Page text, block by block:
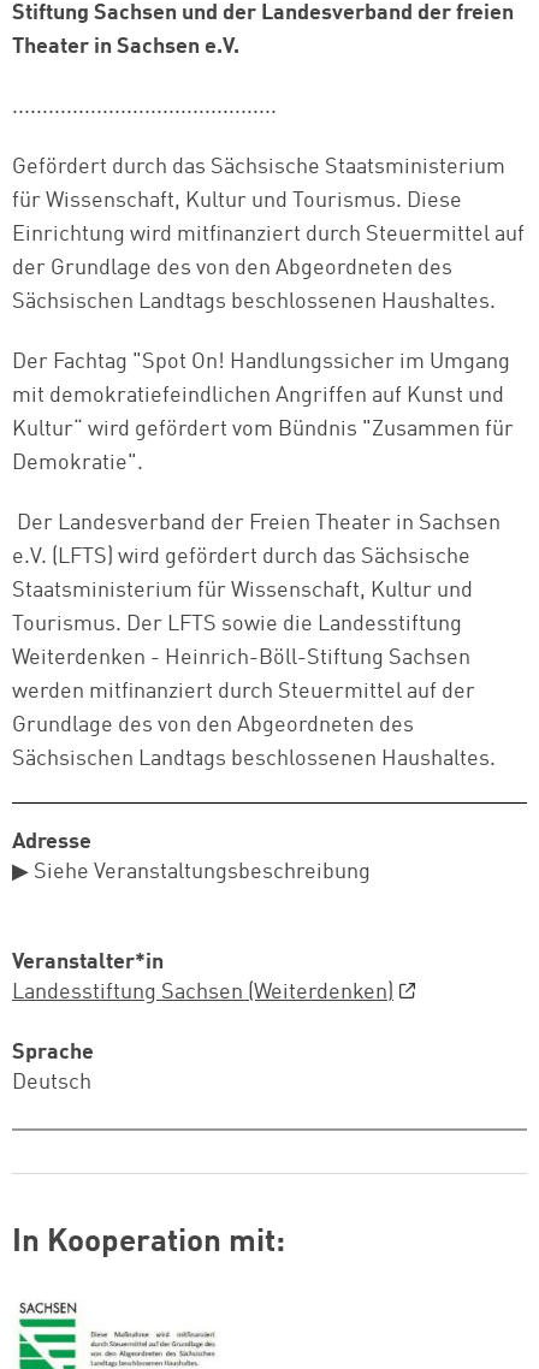
Stiftung Sachsen und der Landesverband der freien
Theater in Sachsen e.V.
............................................
Gefördert durch das Sächsische Staatsministerium
für Wissenschaft, Kultur und Tourismus. Diese
Einrichtung wird mitfinanziert durch Steuermittel auf
der Grundlage des von den Abgeordneten des
Sächsischen Landtags beschlossenen Haushaltes.
Der Fachtag "Spot On! Handlungssicher im Umgang
mit demokratiefeindlichen Angriffen auf Kunst und
Kultur“ wird gefördert vom Bündnis "Zusammen für
Demokratie".
Der Landesverband der Freien Theater in Sachsen
e.V. (LFTS) wird gefördert durch das Sächsische
Staatsministerium für Wissenschaft, Kultur und
Tourismus. Der LFTS sowie die Landesstiftung
Weiterdenken - Heinrich-Böll-Stiftung Sachsen
werden mitfinanziert durch Steuermittel auf der
Grundlage des von den Abgeordneten des
Sächsischen Landtags beschlossenen Haushaltes.
Adresse
▶ Siehe Veranstaltungsbeschreibung
Veranstalter*in
Landesstiftung Sachsen (Weiterdenken)
Sprache
Deutsch
In Kooperation mit:
Logo: